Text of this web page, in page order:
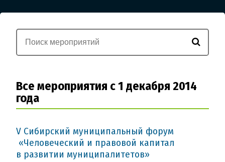
Все мероприятия с 1 декабря 2014
года
V Сибирский муниципальный форум
«Человеческий и правовой капитал
в развитии муниципалитетов»